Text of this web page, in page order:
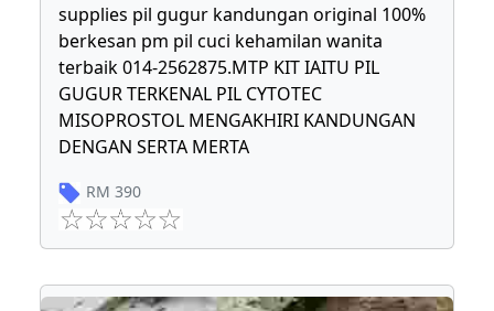
supplies pil gugur kandungan original 100%
berkesan pm pil cuci kehamilan wanita
terbaik 014-2562875.MTP KIT IAITU PIL
GUGUR TERKENAL PIL CYTOTEC
MISOPROSTOL MENGAKHIRI KANDUNGAN
DENGAN SERTA MERTA
RM 390